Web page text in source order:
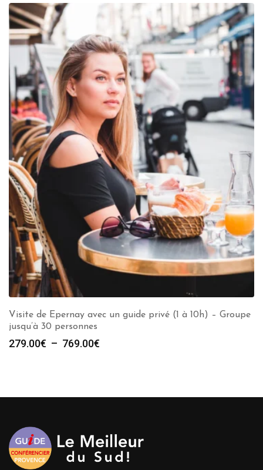
Visite de Epernay avec un guide privé (1 à 10h) – Groupe
jusqu’à 30 personnes
279.00€ – 769.00€
à